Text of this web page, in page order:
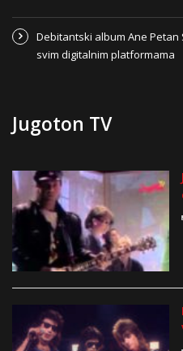
Debitantski album Ane
svim digitalnim platformama
Jugoton TV